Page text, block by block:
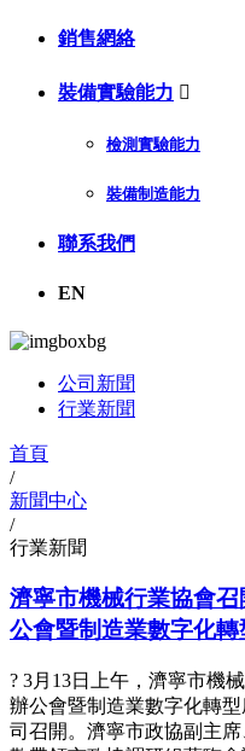
銷售網絡
裝備實驗能力 
檢測實驗能力
裝備制造能力
聯系我們
EN
公司新聞
行業新聞
首頁
/
新聞中心
/
行業新聞
濟寧市機械行業協會
公會暨制造業數字化
? 3月13日上午，濟寧市機
辦公會暨制造業數字化轉
司召開。濟寧市政協副主